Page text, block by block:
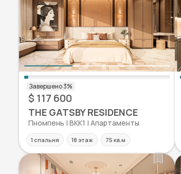
$ 117 600
THE GATSBY RESIDENCE
Пномпень | BKK1 | Апартаменты
1 спальня 18 этаж 75 кв.м